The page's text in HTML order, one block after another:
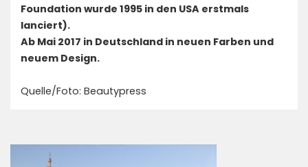
Foundation wurde 1995 in den USA erstmals
lanciert).
Ab Mai 2017 in Deutschland in neuen Farben und
neuem Design.
Quelle/Foto: Beautypress